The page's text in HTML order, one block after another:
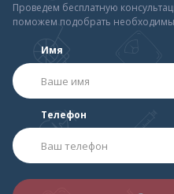
Проведем бесплатную
поможем подобрать
Имя
Телефон